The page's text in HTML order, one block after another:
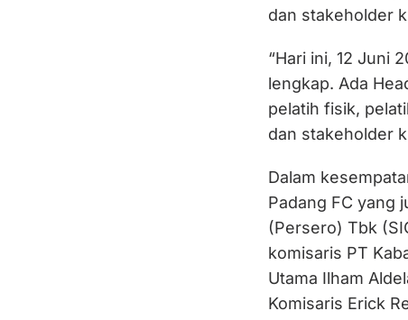
dan stakeholder
“Hari ini, 12 Juni
lengkap. Ada
pelatih fisik,
dan stakeholder
Dalam
Padang FC yang
(Persero) Tbk
komisaris PT
Utama Ilham
Komisaris Erick